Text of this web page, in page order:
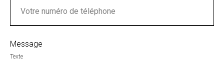
Message
Texte